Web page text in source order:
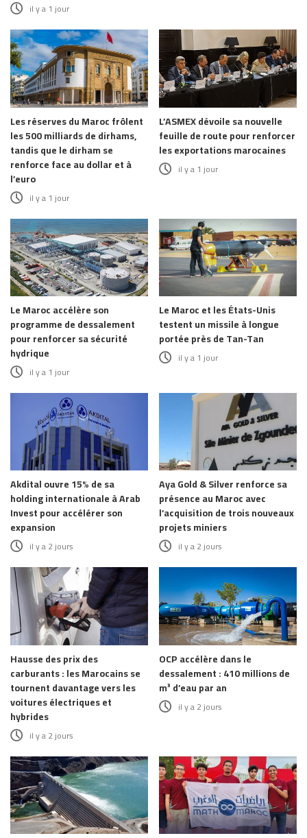
il y a 1 jour
Les réserves du Maroc frôlent
les 500 milliards de dirhams,
tandis que le dirham se
renforce face au dollar et à
l’euro
il y a 1 jour
L’ASMEX dévoile sa nouvelle
feuille de route pour renforcer
les exportations marocaines
il y a 1 jour
Le Maroc accélère son
programme de dessalement
pour renforcer sa sécurité
hydrique
il y a 1 jour
Le Maroc et les États-Unis
testent un missile à longue
portée près de Tan-Tan
il y a 1 jour
Akdital ouvre 15% de sa
holding internationale à Arab
Invest pour accélérer son
expansion
il y a 2 jours
Aya Gold & Silver renforce sa
présence au Maroc avec
l’acquisition de trois nouveaux
projets miniers
il y a 2 jours
Hausse des prix des
carburants : les Marocains se
tournent davantage vers les
voitures électriques et
hybrides
il y a 2 jours
OCP accélère dans le
dessalement : 410 millions de
m³ d’eau par an
il y a 2 jours